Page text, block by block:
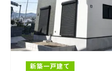
新築一戸建て